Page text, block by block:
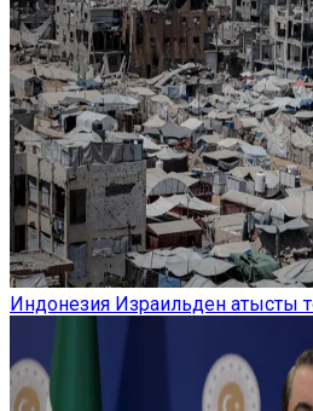
Индонезия Израильден атысты